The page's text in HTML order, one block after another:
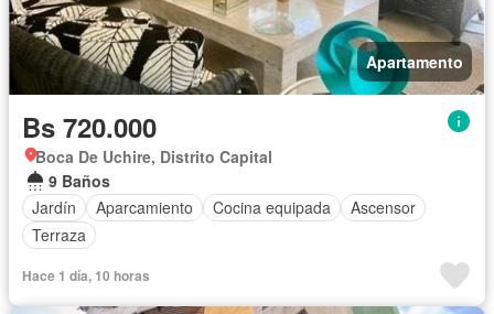
Apartamento
Bs 720.000
Boca De Uchire, Distrito Capital
9 Baños
Jardín
Aparcamiento Cocina equipada
Ascensor
Terraza
Hace 1 día, 10 horas